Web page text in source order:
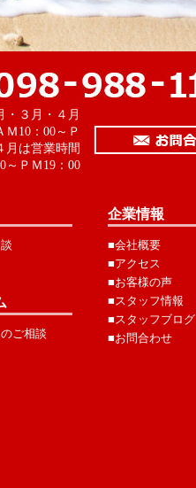
３月・４月
10：00～Ｐ
は営業時間
～ＰＭ19：00
ご相談
企業情報
■会社概要
■アクセス
■お客様の声
■スタッフ情報
■スタッフブログ
■お問合わせ